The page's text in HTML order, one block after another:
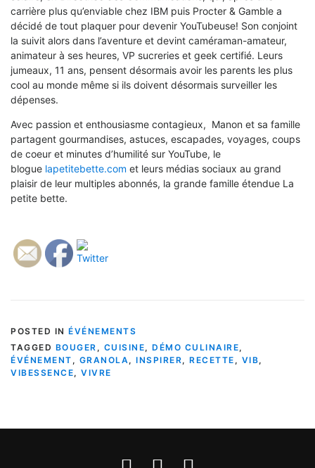
carrière plus qu’enviable chez IBM puis Procter & Gamble a
décidé de tout plaquer pour devenir YouTubeuse! Son conjoint
la suivit alors dans l’aventure et devint caméraman-amateur,
animateur à ses heures, VP sucreries et geek certifié. Leurs
jumeaux, 11 ans, pensent désormais avoir les parents les plus
cool au monde même si ils doivent désormais surveiller les
dépenses.
Avec passion et enthousiasme contagieux, Manon et sa famille
partagent gourmandises, astuces, escapades, voyages, coups
de coeur et minutes d’humilité sur YouTube, le
blogue lapetitebette.com et leurs médias sociaux au grand
plaisir de leur multiples abonnés, la grande famille étendue La
petite bette.
POSTED IN ÉVÉNEMENTS
TAGGED BOUGER , CUISINE, DÉMO CULINAIRE,
ÉVÉNEMENT , GRANOLA, INSPIRER, RECETTE , VIB,
VIBESSENCE, VIVRE